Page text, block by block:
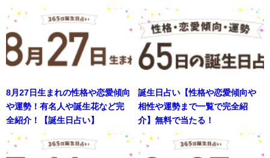
8月27日生まれの性格や恋愛傾向
や運勢！有名人や誕生花など完
全紹介！【誕生日占い】
誕生日占い【性格や恋愛傾向や
相性や運勢まで一覧で完全紹
介】無料で当たる！